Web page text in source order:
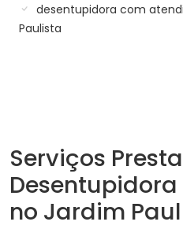
desentupidora com
Paulista
Serviços
Desentupidora
no Jardim